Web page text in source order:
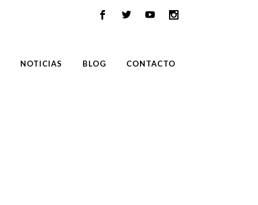
NOTICIAS BLOG CONTACTO